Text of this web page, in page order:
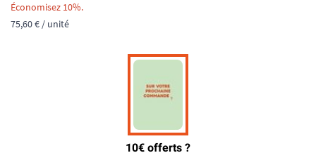
Économisez 10%.
75,60 € / unité